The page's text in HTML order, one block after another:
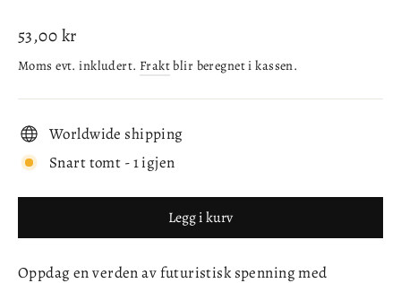
Ordinær
pris
53,00 kr
Moms evt. inkludert. Fraktblir beregnet i kassen.
Worldwide shipping
Snart tomt - 1 igjen
Legg i kurv
Oppdag en verden av futuristisk spenning med